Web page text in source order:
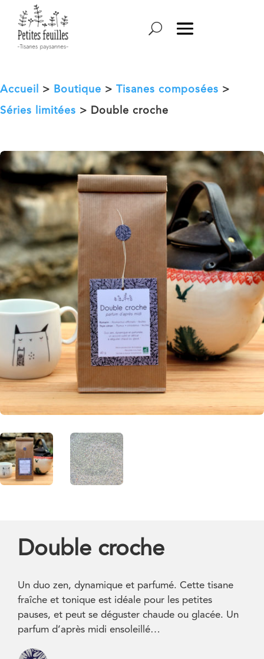
Accueil > Boutique > Tisanes composées >
Séries limitées > Double croche
Double croche
Un duo zen, dynamique et parfumé. Cette tisane
fraîche et tonique est idéale pour les petites
pauses, et peut se déguster chaude ou glacée. Un
parfum d’après midi ensoleillé…